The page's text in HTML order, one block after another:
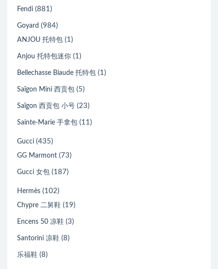
Fendi (881)
Goyard (984)
ANJOU 托特包 (1)
Anjou 托特包迷你 (1)
Bellechasse Biaude 托特包 (1)
Saïgon Mini 西贡包 (5)
Saïgon 西贡包 小号 (23)
Sainte-Marie 手拿包 (11)
Gucci (435)
GG Marmont (73)
Gucci 女包 (187)
Hermès (102)
Chypre 二舅鞋 (19)
Encens 50 凉鞋 (3)
Santorini 凉鞋 (8)
乐福鞋 (8)